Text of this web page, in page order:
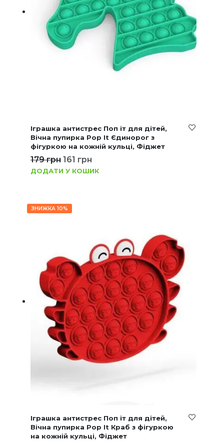
Іграшка антистрес Поп іт для дітей,
Вічна пупирка Pop It Єдинорог з
фігуркою на кожній кульці, Фіджет
179грн 161 грн
ДОДАТИ У КОШИК
ЗНИЖКА 10%
Іграшка антистрес Поп іт для дітей,
Вічна пупирка Pop It Краб з фігуркою
на кожній кульці, Фіджет